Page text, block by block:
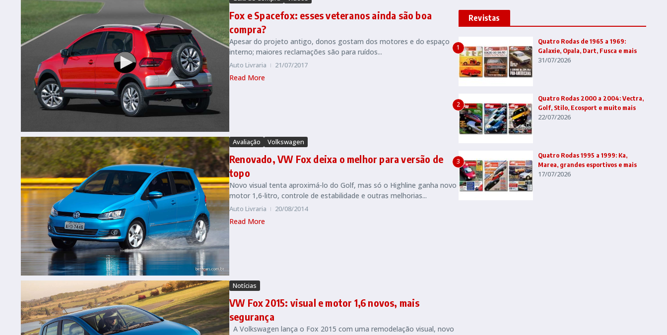
Fox e Spacefox: esses veteranos ainda são boa
compra?
Apesar do projeto antigo, donos gostam dos motores e do espaço
interno; maiores reclamações são para ruídos...
Auto Livraria 21/07/2017
Read More
Avaliação Volkswagen
Renovado, VW Fox deixa o melhor para versão de
topo
Novo visual tenta aproximá-lo do Golf, mas só o Highline ganha novo
motor 1,6-litro, controle de estabilidade e outras melhorias...
Auto Livraria 20/08/2014
Read More
Notícias
VW Fox 2015: visual e motor 1,6 novos, mais
segurança
A Volkswagen lança o Fox 2015 com uma remodelação visual, novo
Revistas
1
Quatro Rodas de 1965 a 1969:
Galaxie, Opala, Dart, Fusca e mais
31/07/2026
2
Quatro Rodas 2000 a 2004: Vectra,
Golf, Stilo, Ecosport e muito mais
22/07/2026
3
Quatro Rodas 1995 a 1999: Ka,
Marea, grandes esportivos e mais
17/07/2026